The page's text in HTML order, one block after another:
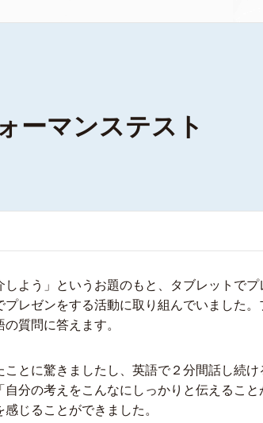
ーマンステスト
よう」というお題のもと、タブレットで
レゼンをする活動に取り組んでいました。
質問に答えます。
とに驚きましたし、英語で２分間話し続
分の考えをこんなにしっかりと伝えること
じることができました。